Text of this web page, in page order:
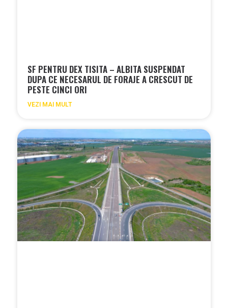
SF PENTRU DEX TISITA – ALBITA SUSPENDAT
DUPA CE NECESARUL DE FORAJE A CRESCUT DE
PESTE CINCI ORI
VEZI MAI MULT